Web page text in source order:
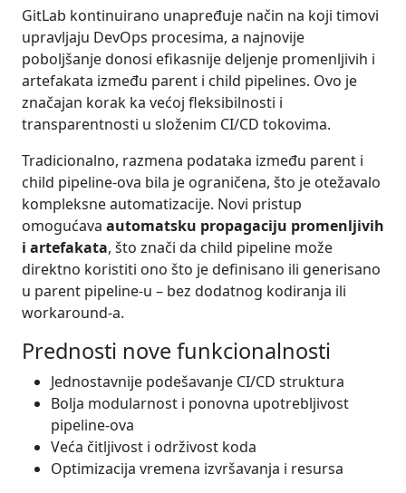
GitLab kontinuirano unapređuje način na koji timovi
upravljaju DevOps procesima, a najnovije
poboljšanje donosi efikasnije deljenje promenljivih i
artefakata između parent i child pipelines. Ovo je
značajan korak ka većoj fleksibilnosti i
transparentnosti u složenim CI/CD tokovima.
Tradicionalno, razmena podataka između parent i
child pipeline-ova bila je ograničena, što je otežavalo
kompleksne automatizacije. Novi pristup
omogućava automatsku propagaciju promenljivih
i artefakata, što znači da child pipeline može
direktno koristiti ono što je definisano ili generisano
u parent pipeline-u – bez dodatnog kodiranja ili
workaround-a.
Prednosti nove funkcionalnosti
Jednostavnije podešavanje CI/CD struktura
Bolja modularnost i ponovna upotrebljivost
pipeline-ova
Veća čitljivost i održivost koda
Optimizacija vremena izvršavanja i resursa